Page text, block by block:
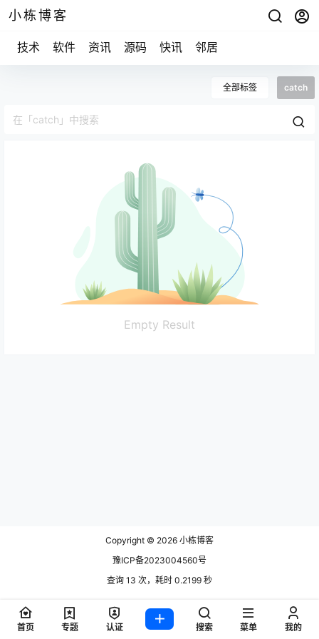
小栋博客
技术 软件 资讯 源码 快讯 邻居
全部标签 catch
Empty Result
Copyright © 2026 小栋博客
豫ICP备2023004560号
查询 13 次，耗时 0.2199 秒
首页 专题 认证 搜索 菜单 我的